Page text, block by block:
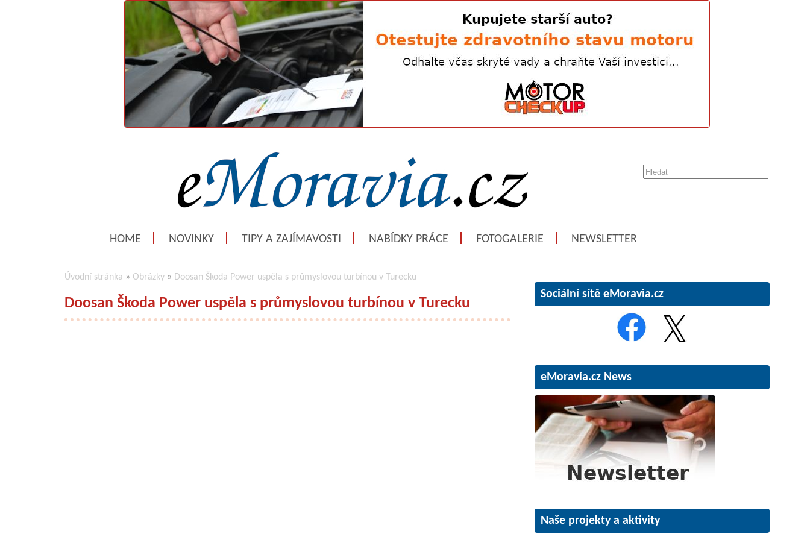
HOME NOVINKY TIPY A ZAJÍMAVOSTI NABÍDKY PRÁCE FOTOGALERIE NEWSLETTER
Úvodní stránka » Obrázky » Doosan Škoda Power uspěla s průmyslovou turbínou v Turecku
Doosan Škoda Power uspěla s průmyslovou turbínou v Turecku
Sociální sítě eMoravia.cz
eMoravia.cz News
Naše projekty a aktivity